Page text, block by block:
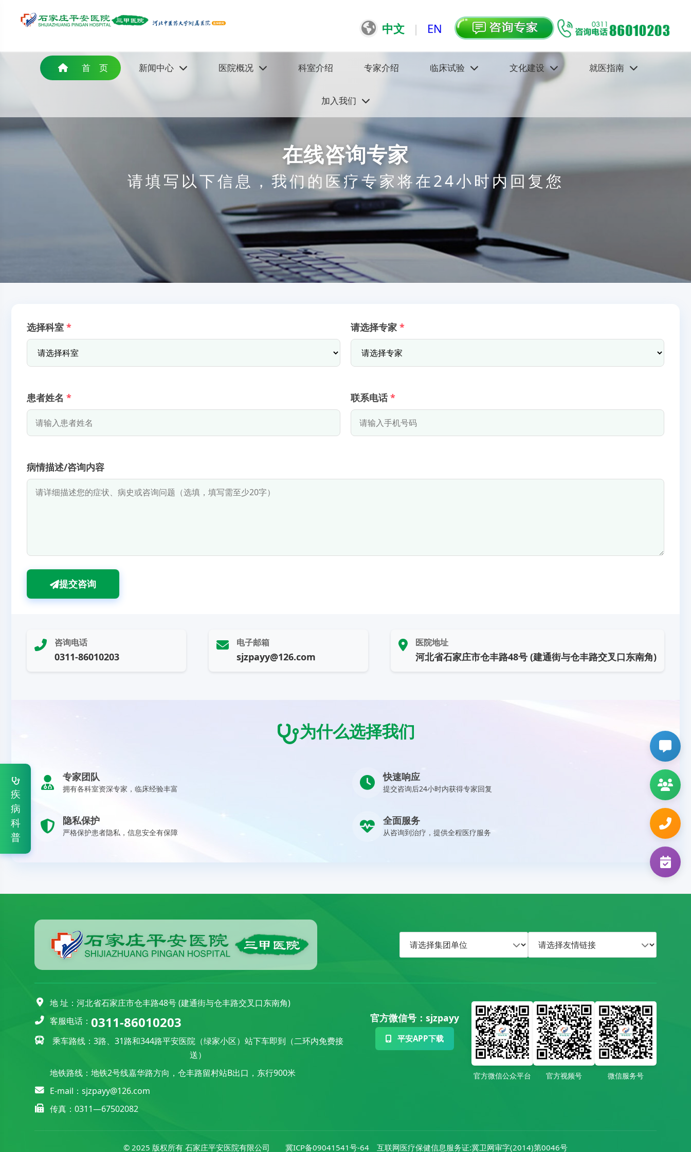
中文 | EN
首 页 新闻中心 医院概况 科室介绍 专家介绍 临床试验 文化建设 就医指南
加入我们
在线咨询专家
请填写以下信息，我们的医疗专家将在24小时内回复您
选择科室 * 请选择专家 *
患者姓名 * 联系电话*
病情描述/咨询内容
提交咨询
咨询电话
0311-86010203
电子邮箱
sjzpayy@126.com
医院地址
河北省石家庄市仓丰路48号 (建通街与仓丰路交叉口东南角)
为什么选择我们
专家团队
拥有各科室资深专家，临床经验丰富
快速响应
提交咨询后24小时内获得专家回复
隐私保护
严格保护患者隐私，信息安全有保障
全面服务
从咨询到治疗，提供全程医疗服务
疾
病
科
普
地 址：河北省石家庄市仓丰路48号 (建通街与仓丰路交叉口东南角)
客服电话：0311-86010203
乘车路线：3路、31路和344路平安医院（绿家小区）站下车即到（二环内免费接
送）
地铁路线：地铁2号线嘉华路方向，仓丰路留村站B出口，东行900米
E-mail：sjzpayy@126.com
传真：0311—67502082
官方微信号：sjzpayy
平安APP下载
官方微信公众平台 官方视频号 微信服务号
© 2025 版权所有 石家庄平安医院有限公司 冀ICP备09041541号-64 互联网医疗保健信息服务证:冀卫网审字(2014)第0046号